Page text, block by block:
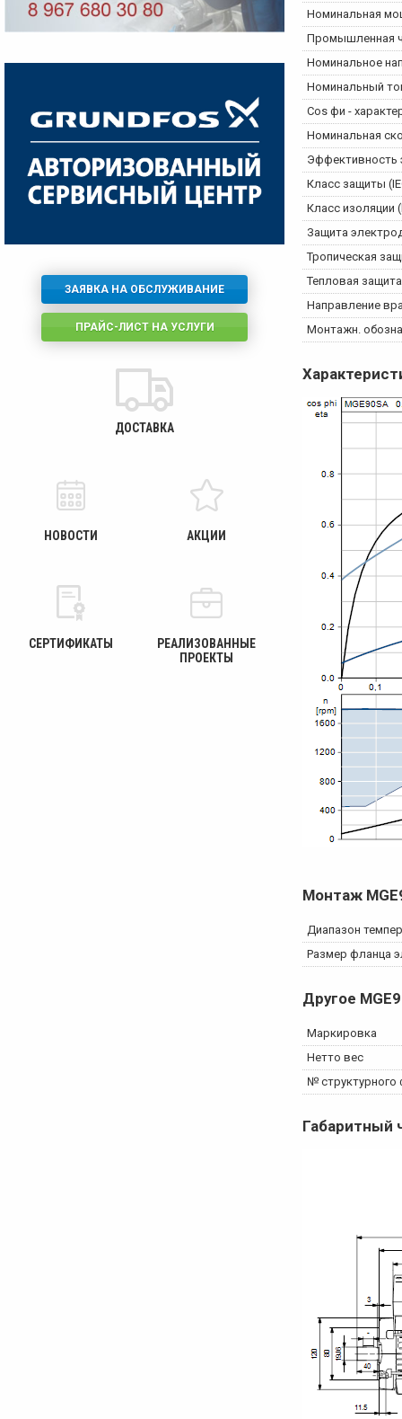
Номинальная
Промышленная
Номинальное
Номинальный
Cos фи -
Номинальная
Эффективность
Класс защиты
Класс изоляции
Защита
Тропическая
Тепловая защита
Направление
Монтажн.
Монтаж
Диапазон
Размер фланца
Другое
Маркировка
Нетто вес
№ структурного
Габаритный
ЗАЯВКА НА ОБСЛУЖИВАНИЕ
ПРАЙС-ЛИСТ НА УСЛУГИ
ДОСТАВКА
НОВОСТИ АКЦИИ
СЕРТИФИКАТЫ
РЕАЛИЗОВАННЫЕ
ПРОЕКТЫ